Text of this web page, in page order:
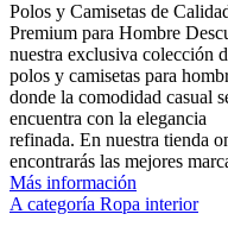
Polos y Camisetas de
Premium para Hombre
nuestra exclusiva colección
polos y camisetas para
donde la comodidad casual
encuentra con la elegancia
refinada. En nuestra tienda
encontrarás las mejores
Más información
A categoría Ropa interior